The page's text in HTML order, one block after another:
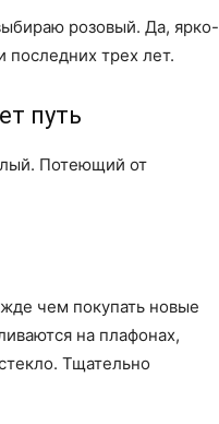
розовый. Да, ярко-
последних трех лет.
путь
Потеющий от
чем покупать новые
на плафонах,
Тщательно